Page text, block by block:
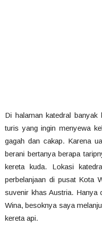
Di halaman katedral
turis yang ingin menyewa
gagah dan cakap. Karena
berani bertanya berapa
kereta kuda. Lokasi
perbelanjaan di pusat Kota
suvenir khas Austria. Hanya
Wina, besoknya saya
kereta api.